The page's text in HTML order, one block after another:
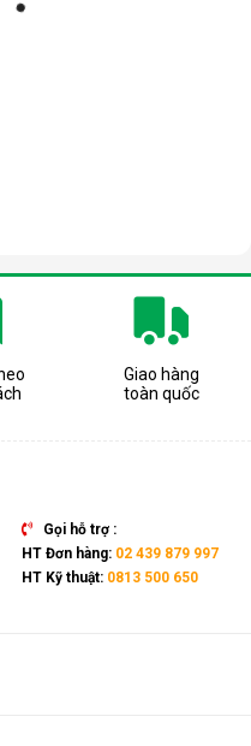
Giao hàng
toàn quốc
Gọi hỗ trợ :
HT Đơn hàng: 02 439 879 997
HT Kỹ thuật: 0813 500 650